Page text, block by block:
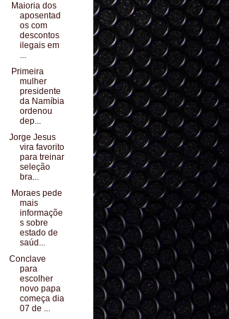
Maioria dos
aposentad
os com
descontos
ilegais em
...
Primeira
mulher
presidente
da Namíbia
ordenou
dep...
Jorge Jesus
vira favorito
para treinar
seleção
bra...
Moraes pede
mais
informaçõe
s sobre
estado de
saúd...
Conclave
para
escolher
novo papa
começa dia
07 de ...